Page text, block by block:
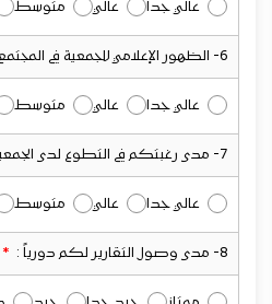
عالي جدا عالي متوسط
6- الظهور الإعلامي للجمعية في المجتمع :
عالي جدا عالي متوسط
7- مدى رغبتكم في التطوع لدى الجمعية :
عالي جدا عالي متوسط
8- مدى وصول التقارير لكم دورياً :